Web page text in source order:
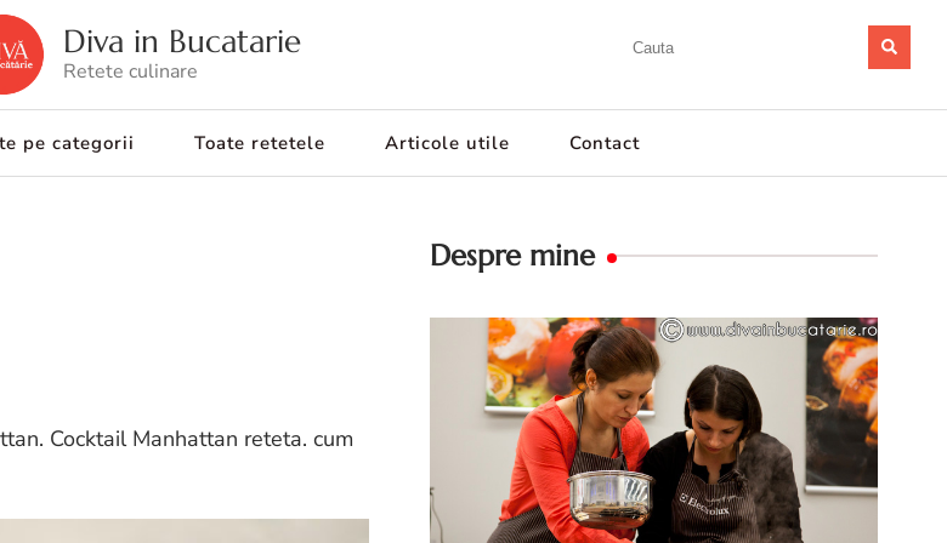
Diva in Bucatarie
Retete culinare
pe categorii Toate retetele Articole utile Contact
Cocktail Manhattan reteta. cum
Despre mine